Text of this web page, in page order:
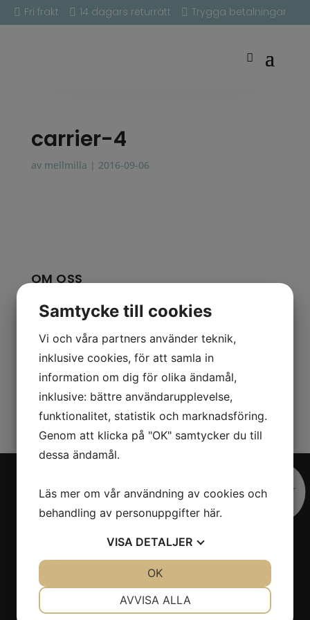
 Fri frakt  14 dagars returrätt  Trygga betalningar
carrier-4
av mellmilla | 2016-09-06
OM OSS
IN THE POCKET BABY® är smarta och stilrena
produkter, skapade för att underlätta livet för den
aktiva barnfamiljen. Vårt mål är att erbjuda
innovativa och flexibla lösningar med hög
funktionalitet, ypperlig kvalitet och som är lätta
Mer om oss »
KONTAKTA OSS
E-post:info@inthepocketbaby.comOrganisationsnummer
SITEMAP
Produkter
Om oss
Samtycke till cookies
Vi och våra partners använder teknik,
inklusive cookies, för att samla in
information om dig för olika ändamål,
inklusive: bättre användarupplevelse,
funktionalitet, statistik och marknadsföring.
Genom att klicka på "OK" samtycker du till
dessa ändamål.
Läs mer om vår användning av cookies och
behandling av personuppgifter här.
VISA DETALJER
AVVISA ALLA
OK